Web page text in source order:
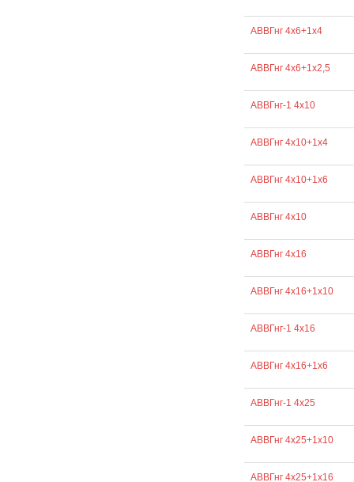
АВВГнг 4х6+1х4
АВВГнг 4х6+1х2,5
АВВГнг-1 4х10
АВВГнг 4х10+1х4
АВВГнг 4х10+1х6
АВВГнг 4х10
АВВГнг 4х16
АВВГнг 4х16+1х10
АВВГнг-1 4х16
АВВГнг 4х16+1х6
АВВГнг-1 4х25
АВВГнг 4х25+1х10
АВВГнг 4х25+1х16